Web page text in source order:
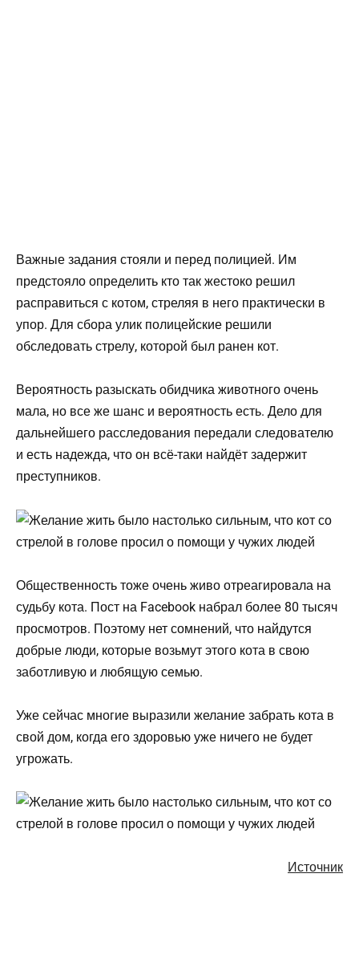
Важные задания стояли и перед полицией. Им
предстояло определить кто так жестоко решил
расправиться с котом, стреляя в него практически в
упор. Для сбора улик полицейские решили
обследовать стрелу, которой был ранен кот.
Вероятность разыскать обидчика животного очень
мала, но все же шанс и вероятность есть. Дело для
дальнейшего расследования передали следователю
и есть надежда, что он всё-таки найдёт задержит
преступников.
Общественность тоже очень живо отреагировала на
судьбу кота. Пост на Facebook набрал более 80 тысяч
просмотров. Поэтому нет сомнений, что найдутся
добрые люди, которые возьмут этого кота в свою
заботливую и любящую семью.
Уже сейчас многие выразили желание забрать кота в
свой дом, когда его здоровью уже ничего не будет
угрожать.
Источник